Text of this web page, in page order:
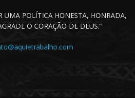
UMA POLÍTICA HONESTA, HONRADA,
O CORAÇÃO DE DEUS.”